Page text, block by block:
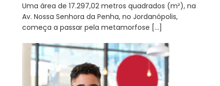
Uma área de 17.297,02 metros quadrados (m²), na
Av. Nossa Senhora da Penha, no Jordanópolis,
começa a passar pela metamorfose […]